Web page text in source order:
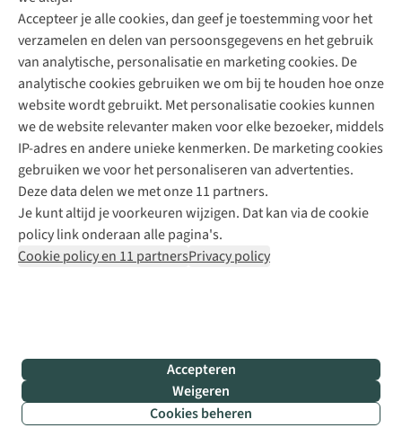
Accepteer je alle cookies, dan geef je toestemming voor het
verzamelen en delen van persoonsgegevens en het gebruik
van analytische, personalisatie en marketing cookies. De
analytische cookies gebruiken we om bij te houden hoe onze
website wordt gebruikt. Met personalisatie cookies kunnen
we de website relevanter maken voor elke bezoeker, middels
IP-adres en andere unieke kenmerken. De marketing cookies
gebruiken we voor het personaliseren van advertenties.
Deze data delen we met onze 11 partners.
Je kunt altijd je voorkeuren wijzigen. Dat kan via de cookie
policy link onderaan alle pagina's.
Cookie policy en 11 partnersPrivacy policy
Accepteren
Weigeren
Cookies beheren
+31 (0)85 888 50 88
+31 6 12 28 49 80
Contactformulier
Bever
B.V.